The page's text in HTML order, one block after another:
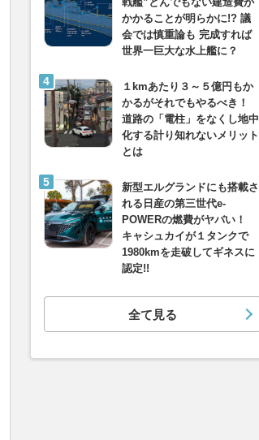
かかることが明らかに!? 議
会では慎重論も 完成すれば
世界一巨大な水上艦に？
１kmあたり３～５億円もか
かるがそれでもやるべき！
道路の「電柱」をなくし地中
化する計り知れないメリット
とは
新型エルグランドにも搭載さ
れる日産の第三世代e-
POWERの燃費がヤバい！
キャシュカイが１タンクで
1980kmを走破してギネスに
認定!!
全て見る